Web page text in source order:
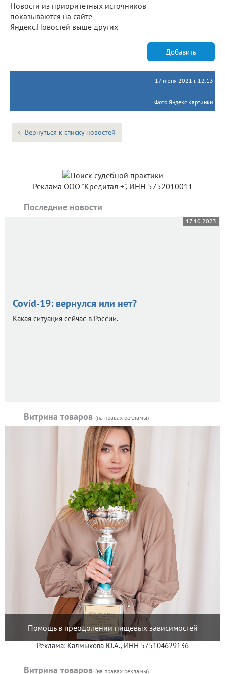
Новости из приоритетных источников
показываются на сайте
Яндекс.Новостей выше других
Добавить
17 июня 2021 г. 12:13
Фото Яндекс.Картинки
Вернуться к списку новостей
Реклама ООО "Кредитал +", ИНН 5752010011
Последние новости
17.10.2023
Covid-19: вернулся или нет?
Какая ситуация сейчас в России.
Витрина товаров (на правах рекламы)
Помощь в преодолении пищевых зависимостей
Реклама: Калмыкова Ю.А., ИНН 575104629136
Витрина товаров (на правах рекламы)